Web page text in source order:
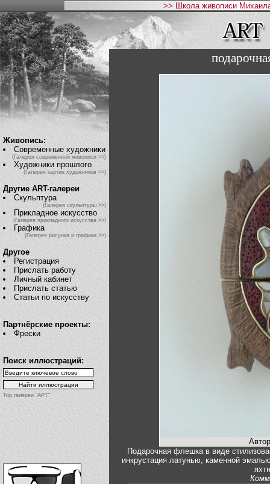
>> Школа живописи
Живопись:
Современные художники
(Галерея современной живописи >>)
Художники прошлого
(Галерея картин художников >>)
Другие ART-галереи
Скульптура
(Галерея скульптуры >>)
Прикладное искусство
(Галерея прикладного искусства >>)
Графика
(Галерея рисунка и графики >>)
Другое
Регистрация
Прислать работу
Личный кабинет
Прислать статью
Статьи по искусству
Партнёрские проекты:
Фрески
Поиск иллюстраций:
Top галереи "АРТ"
Подарочная флешка в виде
инкрустация латунью, каменной